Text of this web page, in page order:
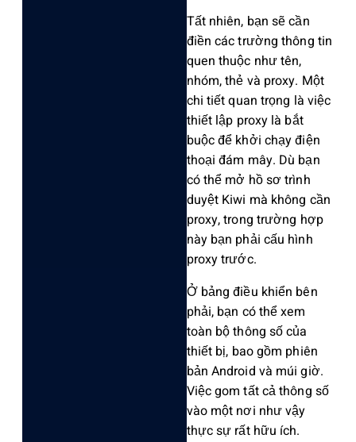
Tất nhiên, bạn sẽ cần
điền các trường thông tin
quen thuộc như tên,
nhóm, thẻ và proxy. Một
chi tiết quan trọng là việc
thiết lập proxy là bắt
buộc để khởi chạy điện
thoại đám mây. Dù bạn
có thể mở hồ sơ trình
duyệt Kiwi mà không cần
proxy, trong trường hợp
này bạn phải cấu hình
proxy trước.
Ở bảng điều khiển bên
phải, bạn có thể xem
toàn bộ thông số của
thiết bị, bao gồm phiên
bản Android và múi giờ.
Việc gom tất cả thông số
vào một nơi như vậy
thực sự rất hữu ích.